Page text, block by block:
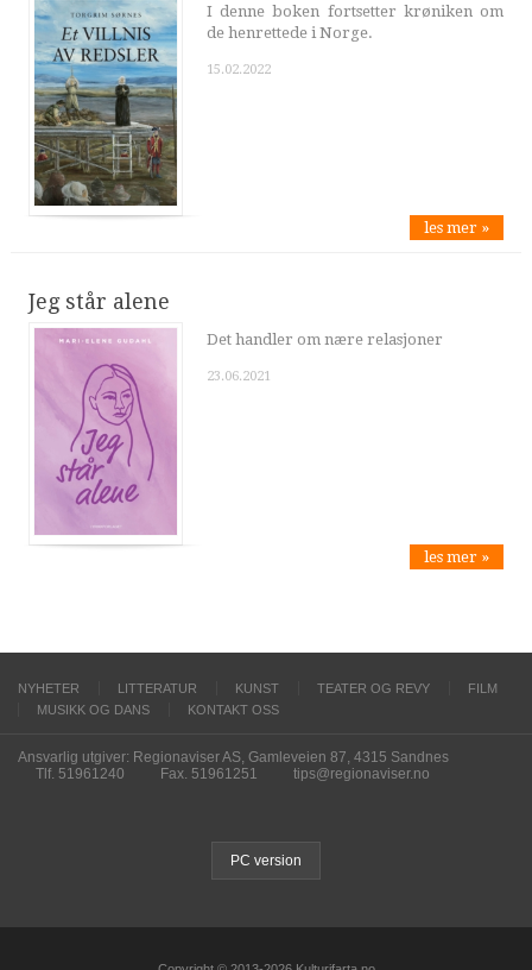
I denne boken fortsetter krøniken om
de henrettede i Norge.
15.02.2022
les mer »
Jeg står alene
Det handler om nære relasjoner
23.06.2021
les mer »
NYHETER LITTERATUR KUNST TEATER OG REVY
FILM
MUSIKK OG DANS
KONTAKT OSS
Ansvarlig utgiver: Regionaviser AS, Gamleveien 87, 4315 Sandnes
Tlf. 51961240
Fax. 51961251 tips@regionaviser.no
PC version